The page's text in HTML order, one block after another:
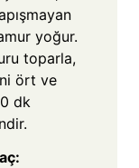
yoğur.
toparla,
ört ve
dk